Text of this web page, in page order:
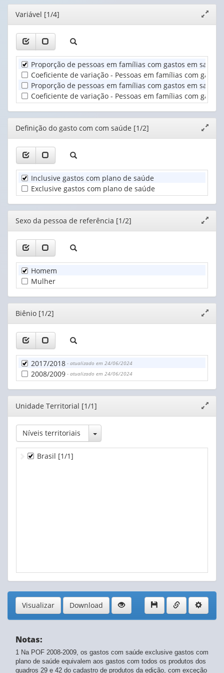
apenas
1
Unidade
Territorial
(1)
da
pessoa
de
referência
(1)
Editor
janela
Variável [1/4]
Proporção de pessoas em famílias com gastos em
Coeficiente de variação - Pessoas em famílias com
Proporção de pessoas em famílias com gastos em
Coeficiente de variação - Pessoas em famílias com
Editor
janela
Definição do gasto com com saúde [1/2]
Inclusive gastos com plano de saúde
Exclusive gastos com plano de saúde
Editor
janela
Sexo da pessoa de referência [1/2]
Homem
Mulher
Editor
janela
Biênio [1/2]
2017/2018 - atualizado em 24/06/2024
2008/2009 - atualizado em 24/06/2024
Editor
janela
Unidade Territorial [1/1]
Níveis territoriais Toggle Dropdown
Brasil [1/1]
Visualizar Download
Notas:
1 Na POF 2008-2009, os gastos com saúde exclusive gastos com
plano de saúde equivalem aos gastos com todos os produtos dos
quadros 29 e 42 do cadastro de produtos da edição, com exceção